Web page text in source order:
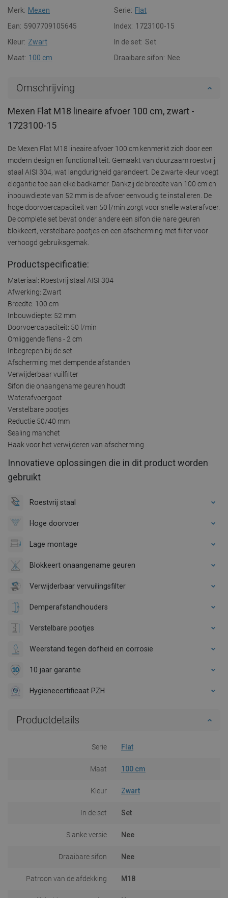
Merk: Mexen Serie: Flat
Ean: 5907709105645 Index: 1723100-15
Kleur: Zwart In de set: Set
Maat: 100 cm Draaibare sifon: Nee
Omschrijving
Mexen Flat M18 lineaire afvoer 100 cm, zwart -
1723100-15
De Mexen Flat M18 lineaire afvoer 100 cm kenmerkt zich door een
modern design en functionaliteit. Gemaakt van duurzaam roestvrij
staal AISI 304, wat langdurigheid garandeert. De zwarte kleur voegt
elegantie toe aan elke badkamer. Dankzij de breedte van 100 cm en
inbouwdiepte van 52 mm is de afvoer eenvoudig te installeren. De
hoge doorvoercapaciteit van 50 l/min zorgt voor snelle waterafvoer.
De complete set bevat onder andere een sifon die nare geuren
blokkeert, verstelbare pootjes en een afscherming met filter voor
verhoogd gebruiksgemak.
Productspecificatie:
Materiaal: Roestvrij staal AISI 304
Afwerking: Zwart
Breedte: 100 cm
Inbouwdiepte: 52 mm
Doorvoercapaciteit: 50 l/min
Omliggende flens - 2 cm
Inbegrepen bij de set:
Afscherming met dempende afstanden
Verwijderbaar vuilfilter
Sifon die onaangename geuren houdt
Waterafvoergoot
Verstelbare pootjes
Reductie 50/40 mm
Sealing manchet
Haak voor het verwijderen van afscherming
Innovatieve oplossingen die in dit product worden
gebruikt
Roestvrij staal
Hoge doorvoer
Lage montage
Blokkeert onaangename geuren
Verwijderbaar vervuilingsfilter
Demperafstandhouders
Verstelbare pootjes
Weerstand tegen dofheid en corrosie
10 jaar garantie
Hygienecertificaat PZH
Productdetails
Serie Flat
Maat 100 cm
Kleur Zwart
In de set Set
Slanke versie Nee
Draaibare sifon Nee
Patroon van de afdekking M18